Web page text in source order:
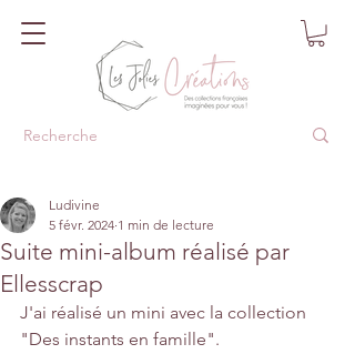
Suite mini-album réalisé par
Ellesscrap
Ludivine
5 févr. 2024 1 min de lecture
J'ai réalisé un mini avec la collection
"Des instants en famille".